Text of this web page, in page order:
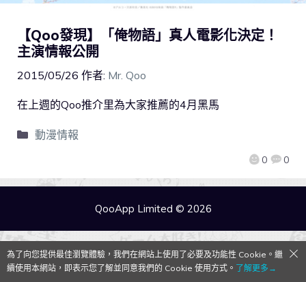
【Qoo發現】「俺物語」真人電影化決定！
主演情報公開
2015/05/26 作者: Mr. Qoo
0 0
在上週的Qoo推介里為大家推薦的4月黑馬
動漫情報
QooApp Limited © 2026
為了向您提供最佳瀏覽體驗，我們在網站上使用了必要及功能性 Cookie。繼
續使用本網站，即表示您了解並同意我們的 Cookie 使用方式。 了解更多→